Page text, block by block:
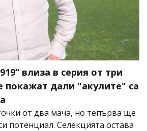
влиза в серия от три
покажат дали "акулите" са
от два мача, но тепърва ще
потенциал. Селекцията остава